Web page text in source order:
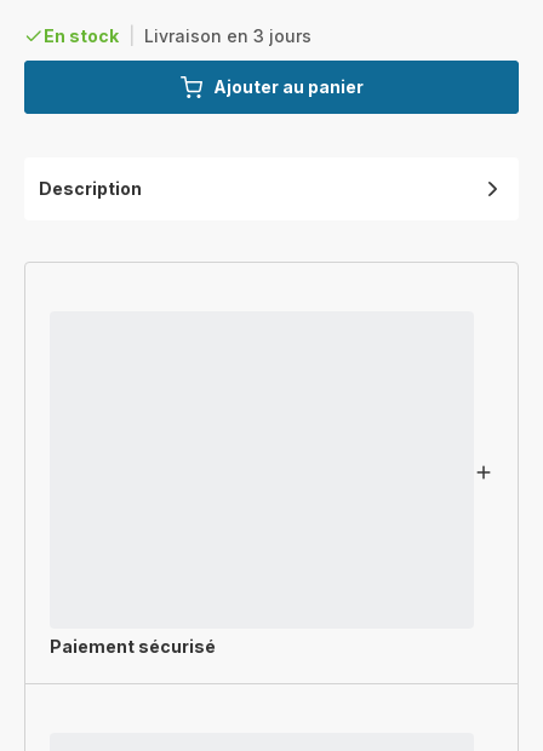
En stock Livraison en 3 jours
Ajouter au panier
Description
Paiement sécurisé